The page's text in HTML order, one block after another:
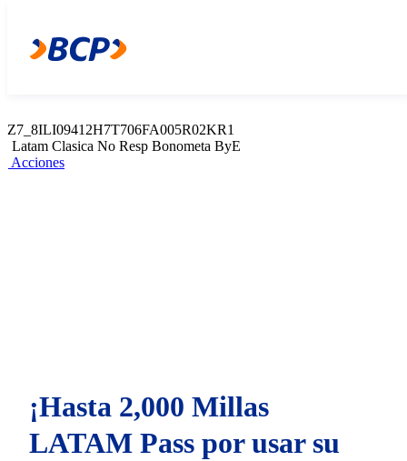
Acciones
Z7_8ILI09412H7T706FA005R02KR1
Latam Clasica No Resp Bonometa ByE
Acciones
¡Hasta 2,000 Millas
LATAM Pass por usar su